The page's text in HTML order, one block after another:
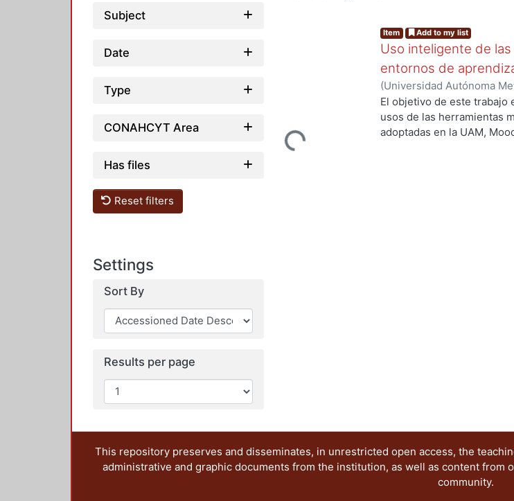
Subject
Date
Type
CONAHCYT Area
Has files
Reset filters
Settings
Sort By
Results per page
Loading...
Item Add to my list
Uso inteligente de
entornos de
(Universidad Autónoma
Académica.,2021) García
García, Merary Denny;
Alejandra; Tarango de la
El objetivo de este trabajo
usos de las herramientas
adoptadas en la UAM,
This repository preserves and disseminates, in unrestricted open access, the
administrative and graphic documents from the institution, as well as content
community.